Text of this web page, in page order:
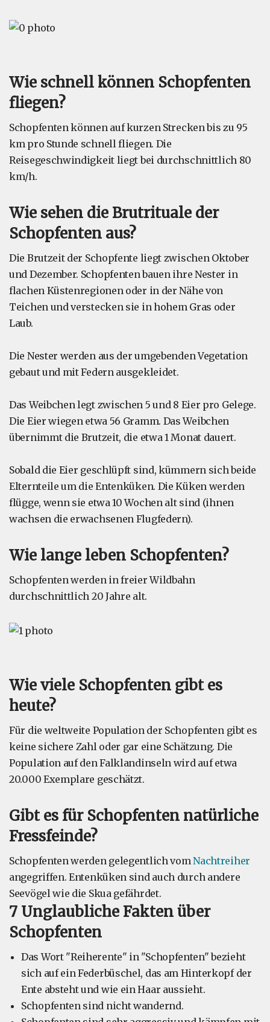
Wie schnell können Schopfenten
fliegen?
Schopfenten können auf kurzen Strecken bis zu 95
km pro Stunde schnell fliegen. Die
Reisegeschwindigkeit liegt bei durchschnittlich 80
km/h.
Wie sehen die Brutrituale der
Schopfenten aus?
Die Brutzeit der Schopfente liegt zwischen Oktober
und Dezember. Schopfenten bauen ihre Nester in
flachen Küstenregionen oder in der Nähe von
Teichen und verstecken sie in hohem Gras oder
Laub.
Die Nester werden aus der umgebenden Vegetation
gebaut und mit Federn ausgekleidet.
Das Weibchen legt zwischen 5 und 8 Eier pro Gelege.
Die Eier wiegen etwa 56 Gramm. Das Weibchen
übernimmt die Brutzeit, die etwa 1 Monat dauert.
Sobald die Eier geschlüpft sind, kümmern sich beide
Elternteile um die Entenküken. Die Küken werden
flügge, wenn sie etwa 10 Wochen alt sind (ihnen
wachsen die erwachsenen Flugfedern).
Wie lange leben Schopfenten?
Schopfenten werden in freier Wildbahn
durchschnittlich 20 Jahre alt.
Wie viele Schopfenten gibt es
heute?
Für die weltweite Population der Schopfenten gibt es
keine sichere Zahl oder gar eine Schätzung. Die
Population auf den Falklandinseln wird auf etwa
20.000 Exemplare geschätzt.
Gibt es für Schopfenten natürliche
Fressfeinde?
Schopfenten werden gelegentlich vomNachtreiher
angegriffen. Entenküken sind auch durch andere
Seevögel wie die Skua gefährdet.
7 Unglaubliche Fakten über
Schopfenten
Das Wort "Reiherente" in "Schopfenten" bezieht
sich auf ein Federbüschel, das am Hinterkopf der
Ente absteht und wie ein Haar aussieht.
Schopfenten sind nicht wandernd.